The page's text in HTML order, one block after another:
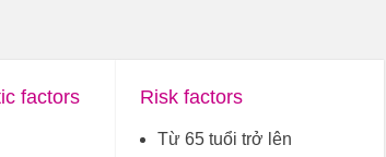
factors Risk factors
Từ 65 tuổi trở lên